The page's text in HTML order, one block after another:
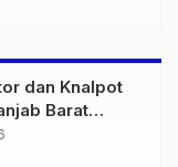
dan Knalpot
Barat
Kendaraan